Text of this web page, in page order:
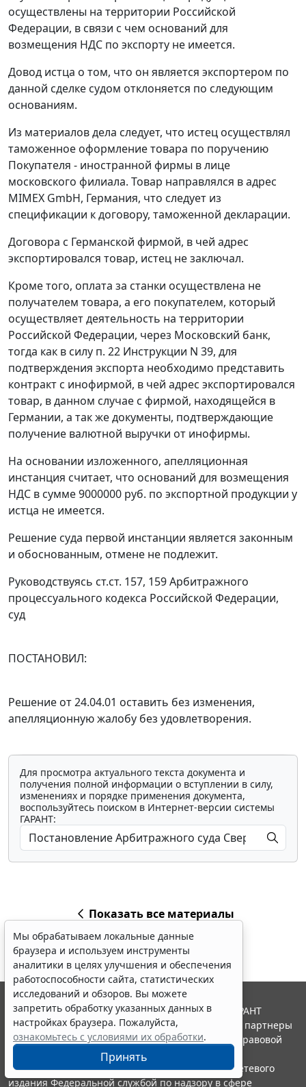
осуществлены на территории Российской
Федерации, в связи с чем оснований для
возмещения НДС по экспорту не имеется.
Довод истца о том, что он является экспортером по
данной сделке судом отклоняется по следующим
основаниям.
Из материалов дела следует, что истец осуществлял
таможенное оформление товара по поручению
Покупателя - иностранной фирмы в лице
московского филиала. Товар направлялся в адрес
MIMEX GmbH, Германия, что следует из
спецификации к договору, таможенной декларации.
Договора с Германской фирмой, в чей адрес
экспортировался товар, истец не заключал.
Кроме того, оплата за станки осуществлена не
получателем товара, а его покупателем, который
осуществляет деятельность на территории
Российской Федерации, через Московский банк,
тогда как в силу п. 22 Инструкции N 39, для
подтверждения экспорта необходимо представить
контракт с инофирмой, в чей адрес экспортировался
товар, в данном случае с фирмой, находящейся в
Германии, а так же документы, подтверждающие
получение валютной выручки от инофирмы.
На основании изложенного, апелляционная
инстанция считает, что оснований для возмещения
НДС в сумме 9000000 руб. по экспортной продукции у
истца не имеется.
Решение суда первой инстанции является законным
и обоснованным, отмене не подлежит.
Руководствуясь ст.ст. 157, 159Арбитражного
процессуального кодекса Российской Федерации,
суд
ПОСТАНОВИЛ:
Решение от 24.04.01 оставить без изменения,
апелляционную жалобу без удовлетворения.
Для просмотра актуального текста документа и
получения полной информации о вступлении в силу,
изменениях и порядке применения документа,
воспользуйтесь поиском в Интернет-версии системы
ГАРАНТ:
Показать все материалы
Мы обрабатываем локальные данные
браузера и используем инструменты
аналитики в целях улучшения и обеспечения
работоспособности сайта, статистических
исследований и обзоров. Вы можете
запретить обработку указанных данных в
настройках браузера. Пожалуйста,
ознакомьтесь с условиями их обработки.
Принять
© ООО "НПП "ГАРАНТ-СЕРВИС", 2026. Система ГАРАНТ
выпускается с 1990 года. Компания "Гарант" и ее партнеры
являются участниками Российской ассоциации правовой
информации ГАРАНТ.
Портал ГАРАНТ.РУ зарегистрирован в качестве сетевого
издания Федеральной службой по надзору в сфере